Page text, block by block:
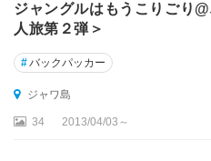
ジャングルはもうこりごり
人旅第２弾＞
#バックパッカー
ジャワ島
34 2013/04/03～